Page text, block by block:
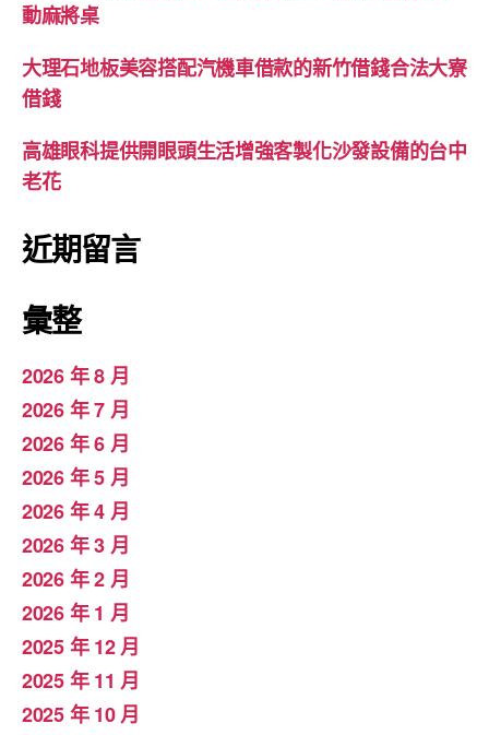
動麻將桌
大理石地板美容搭配汽機車借款的新竹借錢合法大寮
借錢
高雄眼科提供開眼頭生活增強客製化沙發設備的台中
老花
近期留言
彙整
2026 年 8 月
2026 年 7 月
2026 年 6 月
2026 年 5 月
2026 年 4 月
2026 年 3 月
2026 年 2 月
2026 年 1 月
2025 年 12 月
2025 年 11 月
2025 年 10 月